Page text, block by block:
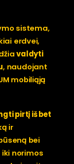
sistema,
erdvei,
valdyti
, naudojant
mobiliąją
pirtį iš bet
ir
bei
norimos